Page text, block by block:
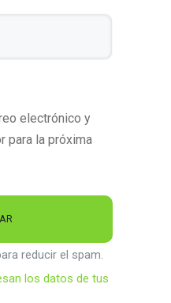
electrónico y
para la próxima
reducir el spam.
los datos de tus